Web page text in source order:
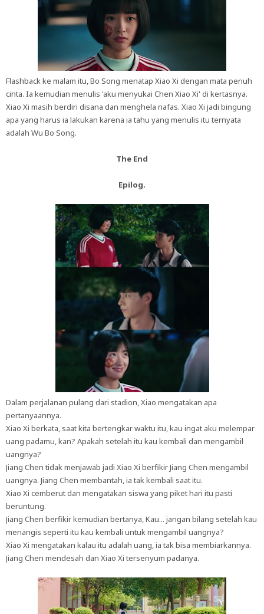
Flashback ke malam itu, Bo Song menatap Xiao Xi dengan mata penuh
cinta. Ia kemudian menulis 'aku menyukai Chen Xiao Xi' di kertasnya.
Xiao Xi masih berdiri disana dan menghela nafas. Xiao Xi jadi bingung
apa yang harus ia lakukan karena ia tahu yang menulis itu ternyata
adalah Wu Bo Song.
The End
Epilog.
Dalam perjalanan pulang dari stadion, Xiao mengatakan apa
pertanyaannya.
Xiao Xi berkata, saat kita bertengkar waktu itu, kau ingat aku melempar
uang padamu, kan? Apakah setelah itu kau kembali dan mengambil
uangnya?
Jiang Chen tidak menjawab jadi Xiao Xi berfikir Jiang Chen mengambil
uangnya. Jiang Chen membantah, ia tak kembali saat itu.
Xiao Xi cemberut dan mengatakan siswa yang piket hari itu pasti
beruntung.
Jiang Chen berfikir kemudian bertanya, Kau... jangan bilang setelah kau
menangis seperti itu kau kembali untuk mengambil uangnya?
Xiao Xi mengatakan kalau itu adalah uang, ia tak bisa membiarkannya.
Jiang Chen mendesah dan Xiao Xi tersenyum padanya.